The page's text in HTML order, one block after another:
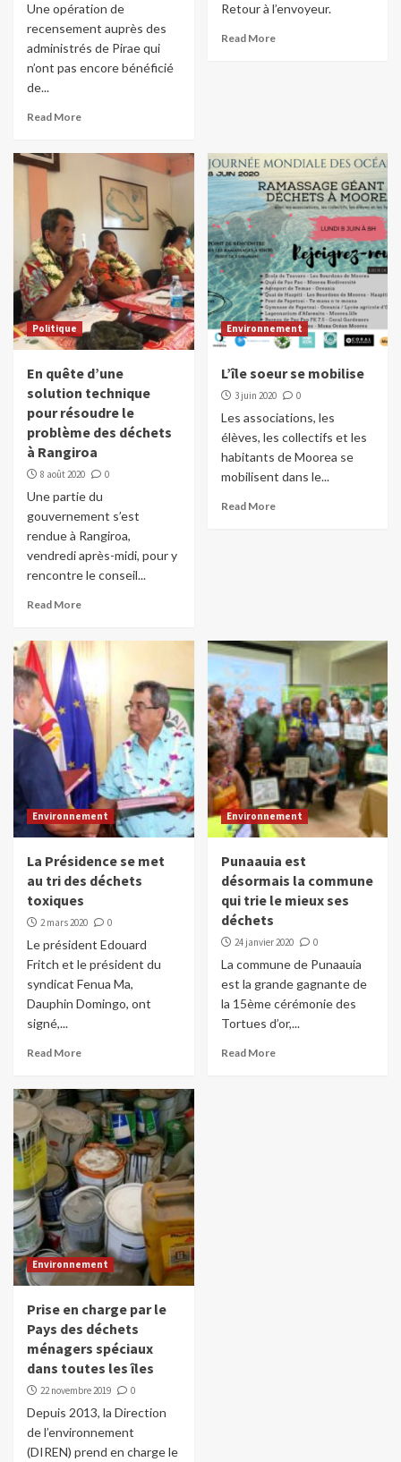
Une opération de
recensement auprès des
administrés de Pirae qui
n’ont pas encore bénéficié
de...
Read More
Retour à l’envoyeur.
Read More
Politique
En quête d’une
solution technique
pour résoudre le
problème des déchets
à Rangiroa
8 août 2020 0
Une partie du
gouvernement s’est
rendue à Rangiroa,
vendredi après-midi, pour y
rencontre le conseil...
Read More
Environnement
L’île soeur se mobilise
3 juin 2020 0
Les associations, les
élèves, les collectifs et les
habitants de Moorea se
mobilisent dans le...
Read More
Environnement
La Présidence se met
au tri des déchets
toxiques
2 mars 2020 0
Le président Edouard
Fritch et le président du
syndicat Fenua Ma,
Dauphin Domingo, ont
signé,...
Read More
Environnement
Punaauia est
désormais la commune
qui trie le mieux ses
déchets
24 janvier 2020 0
La commune de Punaauia
est la grande gagnante de
la 15ème cérémonie des
Tortues d’or,...
Read More
Environnement
Prise en charge par le
Pays des déchets
ménagers spéciaux
dans toutes les îles
22 novembre 2019 0
Depuis 2013, la Direction
de l’environnement
(DIREN) prend en charge le